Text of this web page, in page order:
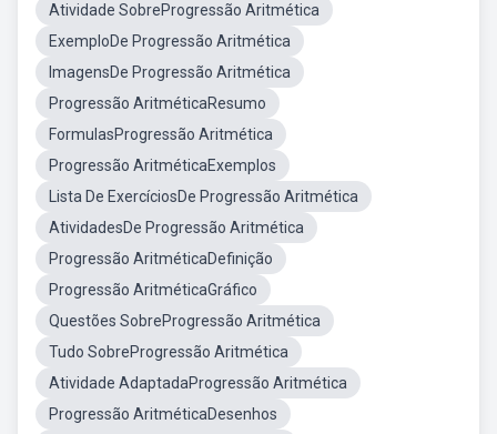
Atividade SobreProgressão Aritmética
ExemploDe Progressão Aritmética
ImagensDe Progressão Aritmética
Progressão AritméticaResumo
FormulasProgressão Aritmética
Progressão AritméticaExemplos
Lista De ExercíciosDe Progressão Aritmética
AtividadesDe Progressão Aritmética
Progressão AritméticaDefinição
Progressão AritméticaGráfico
Questões SobreProgressão Aritmética
Tudo SobreProgressão Aritmética
Atividade AdaptadaProgressão Aritmética
Progressão AritméticaDesenhos